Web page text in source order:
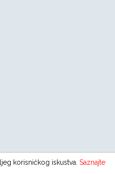
korisničkog iskustva. Saznajte